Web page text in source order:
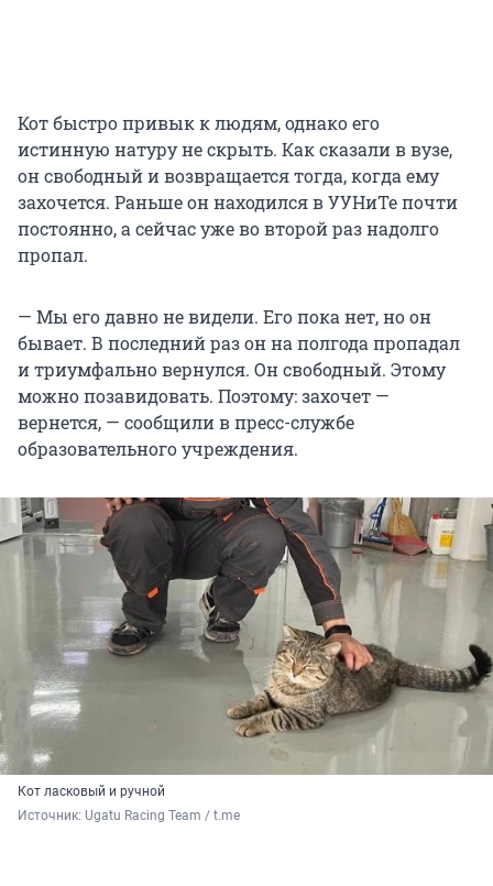
Кот быстро привык к людям, однако его
истинную натуру не скрыть. Как сказали в вузе,
он свободный и возвращается тогда, когда ему
захочется. Раньше он находился в УУНиТе почти
постоянно, а сейчас уже во второй раз надолго
пропал.
— Мы его давно не видели. Его пока нет, но он
бывает. В последний раз он на полгода пропадал
и триумфально вернулся. Он свободный. Этому
можно позавидовать. Поэтому: захочет —
вернется, — сообщили в пресс-службе
образовательного учреждения.
Кот ласковый и ручной
Источник: Ugatu Racing Team / t.me